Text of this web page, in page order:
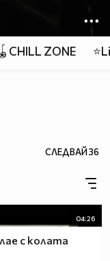
🪀CHILL ZONE
СЛЕДВАЙ36
04:26
с колата